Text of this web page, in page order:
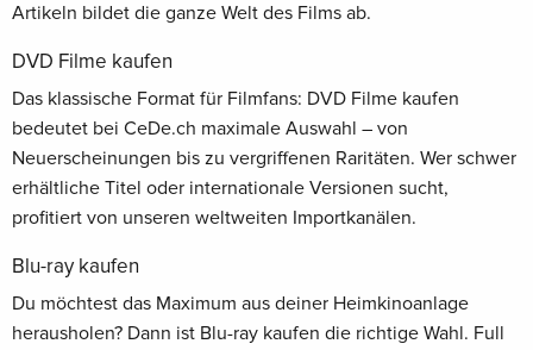
Artikeln bildet die ganze Welt des Films ab.
DVD Filme kaufen
Das klassische Format für Filmfans: DVD Filme kaufen
bedeutet bei CeDe.ch maximale Auswahl – von
Neuerscheinungen bis zu vergriffenen Raritäten. Wer schwer
erhältliche Titel oder internationale Versionen sucht,
profitiert von unseren weltweiten Importkanälen.
Blu-ray kaufen
Du möchtest das Maximum aus deiner Heimkinoanlage
herausholen? Dann ist Blu-ray kaufen die richtige Wahl. Full